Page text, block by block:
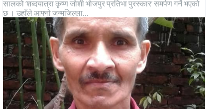
सालको ‘शब्दयात्रा कृष्ण जोशी भोजपुर प्रतिभा पुरस्कार’ समर्पण गर्ने भएको
छ । उहाँले आफ्नो जन्मजिल्ला...